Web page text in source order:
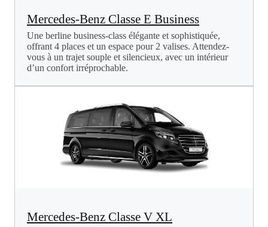
Mercedes-Benz Classe E Business
Une berline business-class élégante et sophistiquée,
offrant 4 places et un espace pour 2 valises. Attendez-
vous à un trajet souple et silencieux, avec un intérieur
d’un confort irréprochable.
Mercedes-Benz Classe V XL